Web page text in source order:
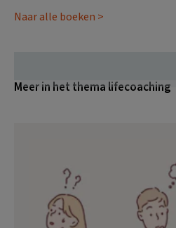
Naar alle boeken >
Meer in het thema lifecoaching